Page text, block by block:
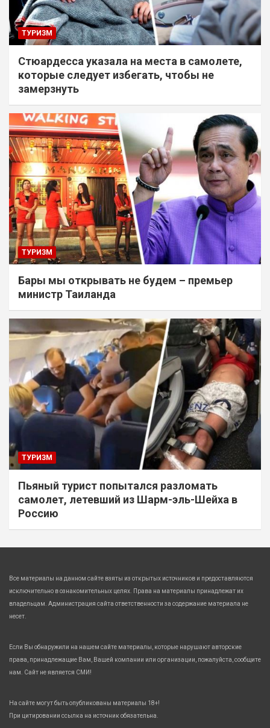
ТУРИЗМ
Стюардесса указала на места в самолете,
которые следует избегать, чтобы не
замерзнуть
ТУРИЗМ
Бары мы открывать не будем – премьер
министр Таиланда
ТУРИЗМ
Пьяный турист попытался разломать
самолет, летевший из Шарм-эль-Шейха в
Россию
Все материалы на данном сайте взяты из открытых источников и предоставляются
исключительно в ознакомительных целях. Права на материалы принадлежат их
владельцам. Администрация сайта ответственности за содержание материала не
несет.
Если Вы обнаружили на нашем сайте материалы, которые нарушают авторские
права, принадлежащие Вам, Вашей компании или организации, пожалуйста, сообщите
нам. Сайт не является СМИ!
На сайте могут быть опубликованы материалы 18+!
При цитировании ссылка на источник обязательна.